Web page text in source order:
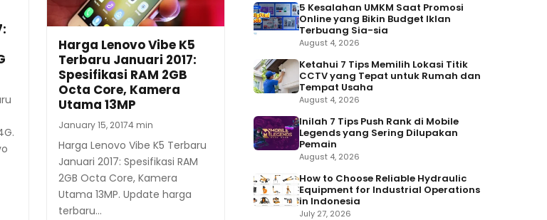
Harga Lenovo Vibe K5
Terbaru Januari 2017:
Spesifikasi RAM 2GB
Octa Core, Kamera
Utama 13MP
January 15, 20174 min
Harga Lenovo Vibe K5 Terbaru
Januari 2017: Spesifikasi RAM
2GB Octa Core, Kamera
Utama 13MP. Update harga
terbaru…
5 Kesalahan UMKM Saat Promosi
Online yang Bikin Budget Iklan
Terbuang Sia-sia
August 4, 2026
Ketahui 7 Tips Memilih Lokasi Titik
CCTV yang Tepat untuk Rumah dan
Tempat Usaha
August 4, 2026
Inilah 7 Tips Push Rank di Mobile
Legends yang Sering Dilupakan
Pemain
August 4, 2026
How to Choose Reliable Hydraulic
Equipment for Industrial Operations
in Indonesia
July 27, 2026